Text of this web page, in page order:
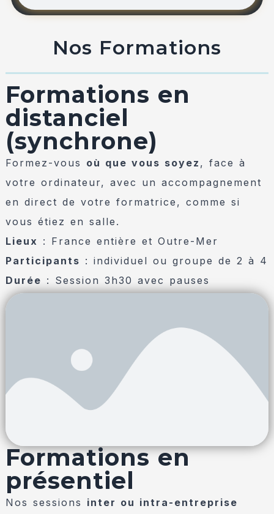
Nos Formations
Formations en
distanciel
(synchrone)
Formez-vous où que vous soyez , face à
votre ordinateur, avec un accompagnement
en direct de votre formatrice, comme si
vous étiez en salle.
Lieux : France entière et Outre-Mer
Participants : individuel ou groupe de 2 à 4
Durée : Session 3h30 avec pauses
Formations en
présentiel
Nos sessions inter ou intra-entreprise